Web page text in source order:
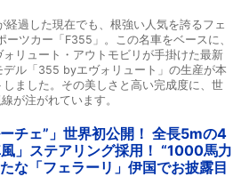
経過した現在でも、根強い人気を誇るフェ
ーツカー「F355」。この名車をベースに、
ォリュート・アウトモビリが手掛けた最新
デル「355 byエヴォリュート」の生産が本
ました。その美しさと高い完成度に、世
が注がれています。
チェ”」世界初公開！ 全長5mの4
」ステアリング採用！ “1000馬力
な「フェラーリ」伊国でお披露目